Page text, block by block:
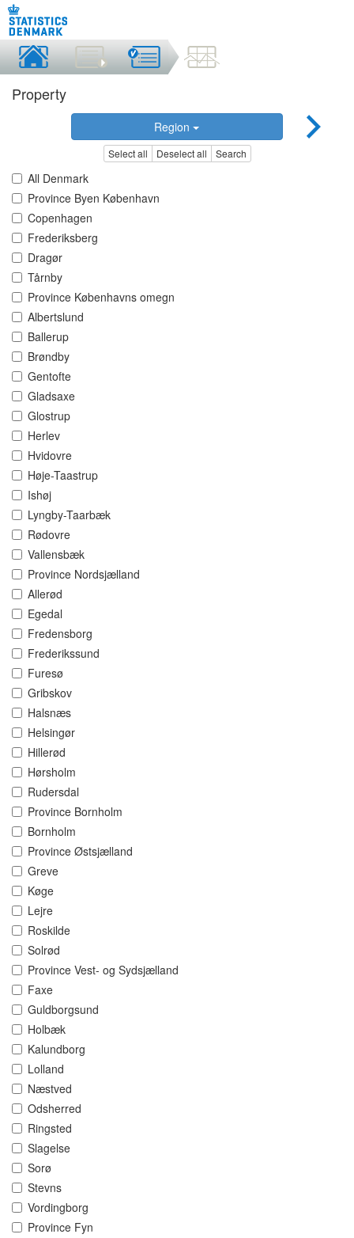
Property
Region
Select all Deselect all Search
All Denmark
Province Byen København
Copenhagen
Frederiksberg
Dragør
Tårnby
Province Københavns omegn
Albertslund
Ballerup
Brøndby
Gentofte
Gladsaxe
Glostrup
Herlev
Hvidovre
Høje-Taastrup
Ishøj
Lyngby-Taarbæk
Rødovre
Vallensbæk
Province Nordsjælland
Allerød
Egedal
Fredensborg
Frederikssund
Furesø
Gribskov
Halsnæs
Helsingør
Hillerød
Hørsholm
Rudersdal
Province Bornholm
Bornholm
Province Østsjælland
Greve
Køge
Lejre
Roskilde
Solrød
Province Vest- og Sydsjælland
Faxe
Guldborgsund
Holbæk
Kalundborg
Lolland
Næstved
Odsherred
Ringsted
Slagelse
Sorø
Stevns
Vordingborg
Province Fyn